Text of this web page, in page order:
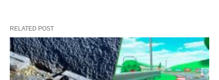
RELATED POST